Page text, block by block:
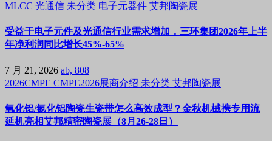
MLCC 光通信 未分类 电子元器件 艾邦陶瓷展
受益于电子元件及光通信行业需求增加，三环集团2026年上半
年净利润同比增长45%-65%
7 月 21, 2026 ab, 808
2026CMPE CMPE2026展商介绍 未分类 艾邦陶瓷展
氧化铝/氮化铝陶瓷生瓷带怎么高效成型？金秋机械携专用流
延机亮相艾邦精密陶瓷展（8月26-28日）